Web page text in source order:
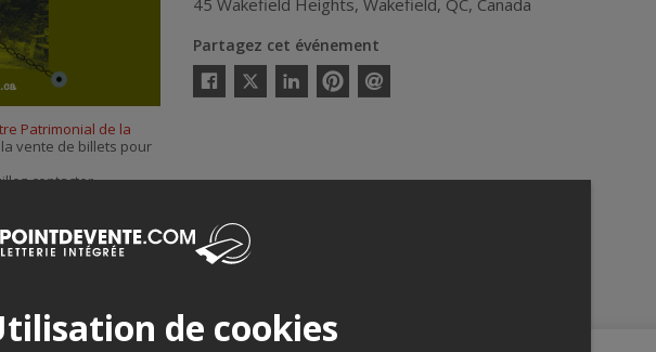
Partagez cet événement
Facebook
Twitter
LinkedinPinterestEnvoyer
Patrimonial de la
vente de billets pour
contacter
Fairbairn
de cookies